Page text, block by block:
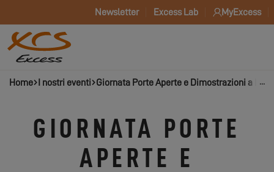
Newsletter Excess Lab MyExcess
Home I nostri eventi Giornata Porte Aperte e Dimostrazioni a
GIORNATA PORTE
APERTE E